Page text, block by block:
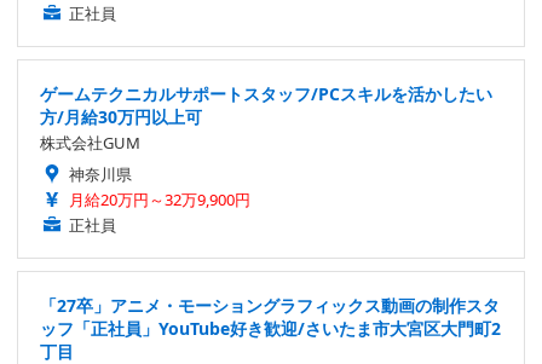
正社員
ゲームテクニカルサポートスタッフ/PCスキルを活かしたい
方/月給30万円以上可
株式会社GUM
神奈川県
月給20万円～32万9,900円
正社員
「27卒」アニメ・モーショングラフィックス動画の制作スタ
ッフ「正社員」YouTube好き歓迎/さいたま市大宮区大門町2
丁目